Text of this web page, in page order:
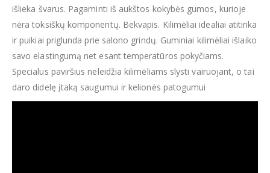
išlieka švarus. Pagaminti iš aukštos kokybės gumos, kurioje
nėra toksiškų komponentų. Bekvapis. Kilimėliai idealiai atitinka
ir puikiai priglunda prie salono grindų. Guminiai kilimėliai išlaiko
savo elastingumą net esant temperatūros pokyčiams.
Specialus paviršius neleidžia kilimėliams slysti vairuojant, o tai
daro didelę įtaką saugumui ir kelionės patogumui